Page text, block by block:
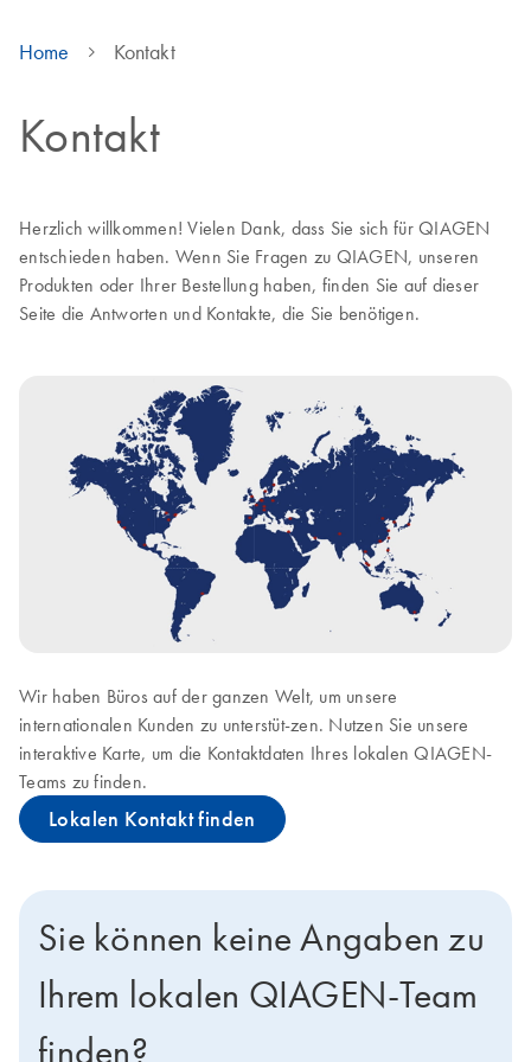
Home Kontakt
Kontakt
Herzlich willkommen! Vielen Dank, dass Sie sich für QIAGEN
entschieden haben. Wenn Sie Fragen zu QIAGEN, unseren
Produkten oder Ihrer Bestellung haben, finden Sie auf dieser
Seite die Antworten und Kontakte, die Sie benötigen.
Wir haben Büros auf der ganzen Welt, um unsere
internationalen Kunden zu unterstüt-zen. Nutzen Sie unsere
interaktive Karte, um die Kontaktdaten Ihres lokalen QIAGEN-
Teams zu finden.
Lokalen Kontakt finden
Sie können keine Angaben zu
Ihrem lokalen QIAGEN-Team
finden?